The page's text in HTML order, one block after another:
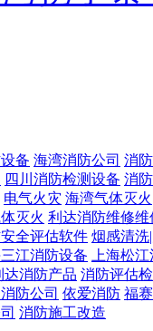
备 海湾消防公司 消
四川消防检测设备 消
电气火灾 海湾气体灭
灭火 利达消防维修维
全评估软件 烟感清洗
江消防设备
上海松
达消防产品 消防评估
防公司 依爱消防 福
消防施工改造